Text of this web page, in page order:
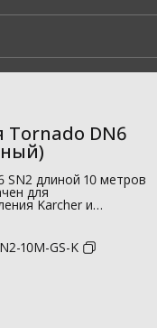
высокого давления
Tornado DN6
длиной 10 метров
для
Karcher и
.
SN2, 10 м, Г‑Ш
моечного
сборки.
при высоком
герметичную
аппаратами
большинства задач
10M-GS-K